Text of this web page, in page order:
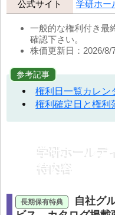
公式サイト 学研ホー
一般的な権利付き最
確認下さい。
株価更新日：2026/8/
参考記事
権利日一覧カレン
権利確定日と権利
学研ホールデ
待内容
自社グ